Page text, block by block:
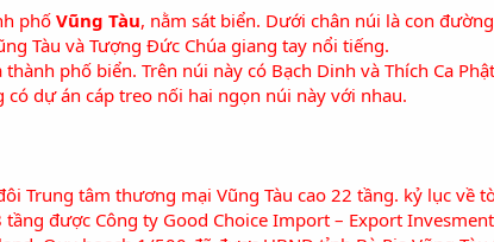
phố Vũng Tàu, nằm sát biển. Dưới chân núi là con
Tàu và Tượng Đức Chúa giang tay nổi tiếng.
phố biển. Trên núi này có Bạch Dinh và Thích Ca
dự án cáp treo nối hai ngọn núi này với nhau.
Trung tâm thương mại Vũng Tàu cao 22 tầng. kỷ lục về
được Công ty Good Choice Import – Export